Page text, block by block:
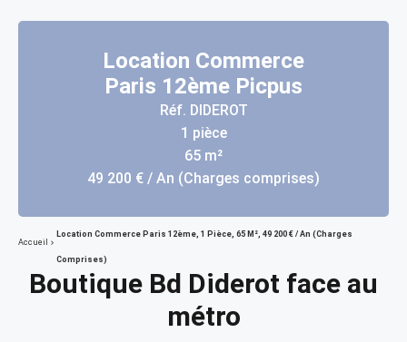
Location Commerce
Paris 12ème Picpus
Réf. DIDEROT
1 pièce
65 m²
49 200 € / An (Charges comprises)
Accueil
Location Commerce Paris 12ème, 1 Pièce, 65 M², 49 200 € / An (Charges
Comprises)
Boutique Bd Diderot face au
métro